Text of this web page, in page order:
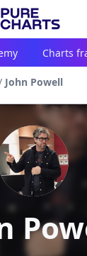
Charts
John Powell